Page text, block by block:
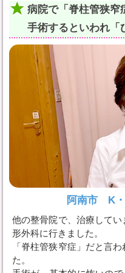
病院で「脊柱管狭
手術するといわれ「
阿南市 K
他の整骨院で、治療して
形外科に行きました。
「脊柱管狭窄症」だと言
た。